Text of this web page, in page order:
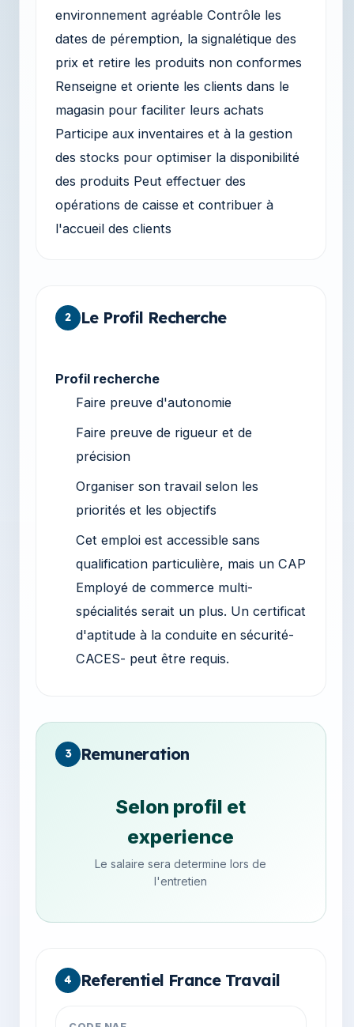
environnement agréable Contrôle les
dates de péremption, la signalétique des
prix et retire les produits non conformes
Renseigne et oriente les clients dans le
magasin pour faciliter leurs achats
Participe aux inventaires et à la gestion
des stocks pour optimiser la disponibilité
des produits Peut effectuer des
opérations de caisse et contribuer à
l'accueil des clients
2 Le Profil Recherche
Profil recherche
Faire preuve d'autonomie
Faire preuve de rigueur et de
précision
Organiser son travail selon les
priorités et les objectifs
Cet emploi est accessible sans
qualification particulière, mais un CAP
Employé de commerce multi-
spécialités serait un plus. Un certificat
d'aptitude à la conduite en sécurité-
CACES- peut être requis.
3 Remuneration
Selon profil et
experience
Le salaire sera determine lors de
l'entretien
4 Referentiel France Travail